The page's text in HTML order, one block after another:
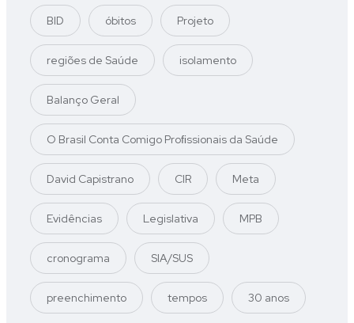
BID óbitos Projeto
regiões de Saúde isolamento
Balanço Geral
O Brasil Conta Comigo Proﬁssionais da Saúde
David Capistrano CIR Meta
Evidências Legislativa MPB
cronograma SIA/SUS
preenchimento tempos 30 anos